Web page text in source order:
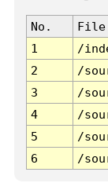
No. File
1
/
2
/
3
/
4
/
5
/
6
/